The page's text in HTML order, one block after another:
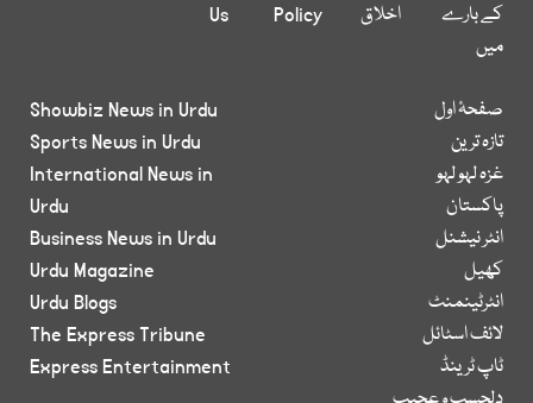
کے بارے
میں
اخلاق
Policy
Us
صفحۂ اول
تازہ ترین
غزہ لہو لہو
پاکستان
انٹر نیشنل
کھیل
انٹرٹینمنٹ
لائف اسٹائل
ٹاپ ٹرینڈ
Showbiz News in Urdu
Sports News in Urdu
International News in
Urdu
Business News in Urdu
Urdu Magazine
Urdu Blogs
The Express Tribune
Express Entertainment